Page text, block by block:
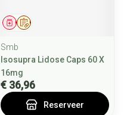
Op voorschrift
Geneesmiddel
Smb
Isosupra Lidose Caps 60 X
16mg
€ 36,96
Reserveer